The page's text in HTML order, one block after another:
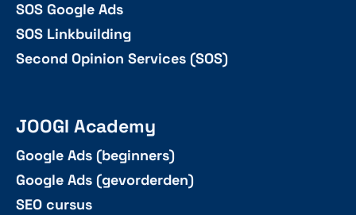
SOS Google Ads
SOS Linkbuilding
Second Opinion Services (SOS)
JOOGI Academy
Google Ads (beginners)
Google Ads (gevorderden)
SEO cursus